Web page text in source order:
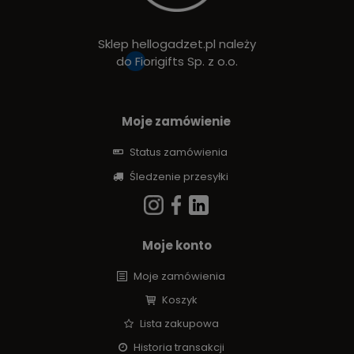
Sklep hellogadzet.pl należy
do Fiorigifts Sp. z o.o.
Moje zamówienie
Status zamówienia
Śledzenie przesyłki
Moje konto
Moje zamówienia
Koszyk
Lista zakupowa
Historia transakcji